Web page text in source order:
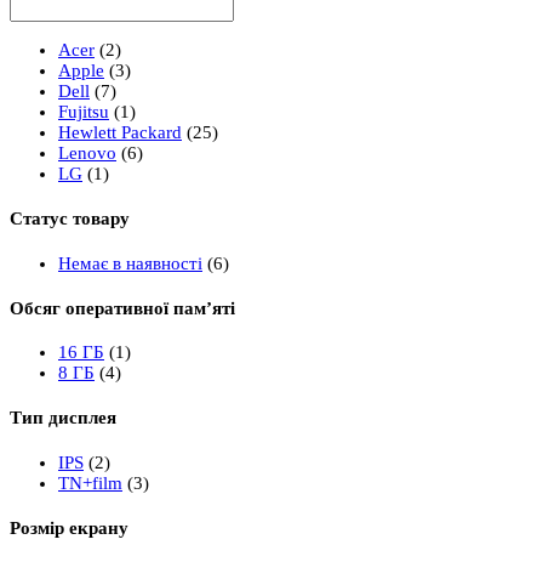
Acer (2)
Apple (3)
Dell (7)
Fujitsu (1)
Hewlett Packard (25)
Lenovo (6)
LG (1)
Статус товару
Немає в наявності (6)
Обсяг оперативної пам’яті
16 ГБ (1)
8 ГБ (4)
Тип дисплея
IPS (2)
TN+film (3)
Розмір екрану